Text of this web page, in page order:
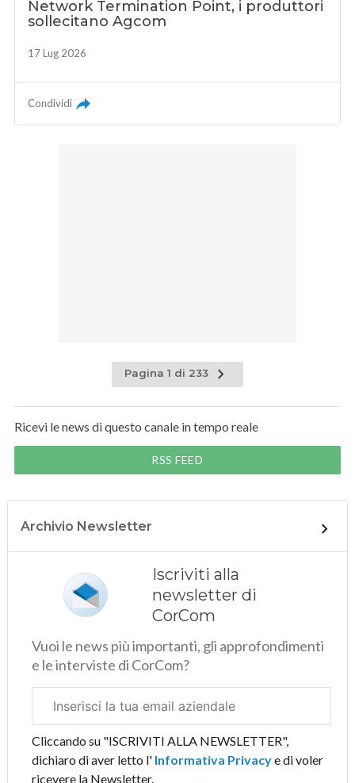
Network Termination Point, i produttori
sollecitano Agcom
17 Lug 2026
Condividi
Pagina 1 di 233
Ricevi le news di questo canale in tempo reale
RSS FEED
Archivio Newsletter
Iscriviti alla
newsletter di
CorCom
Vuoi le news più importanti, gli approfondimenti
e le interviste di CorCom?
aziendale
Cliccando su "ISCRIVITI ALLA NEWSLETTER",
dichiaro di aver letto l' Informativa Privacye di voler
ricevere la Newsletter.